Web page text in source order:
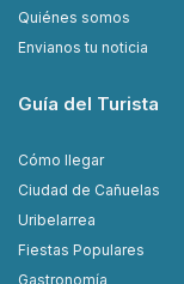
Quiénes somos
Envianos tu noticia
Guía del Turista
Cómo llegar
Ciudad de Cañuelas
Uribelarrea
Fiestas Populares
Gastronomía